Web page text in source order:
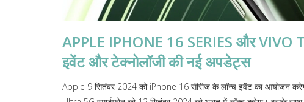
APPLE IPHONE 16 SERIES और VIVO
इवेंट और टेक्नोलॉजी की नई अपडेट्स
Apple 9 सितंबर 2024 को iPhone 16 सीरीज के लॉन्च इवेंट का आयोजन